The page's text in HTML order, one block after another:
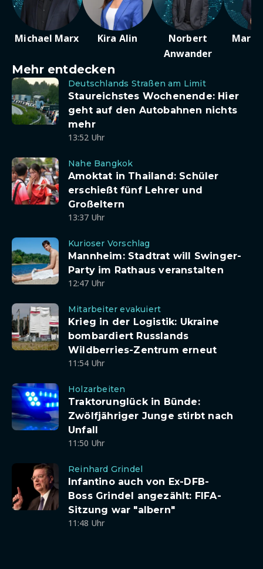
Michael Marx Kira Alin
Norbert
Anwander
Marc
Mehr entdecken
Deutschlands Straßen am Limit
Staureichstes Wochenende: Hier
geht auf den Autobahnen nichts
mehr
13:52 Uhr
Nahe Bangkok
Amoktat in Thailand: Schüler
erschießt fünf Lehrer und
Großeltern
13:37 Uhr
Kurioser Vorschlag
Mannheim: Stadtrat will Swinger-
Party im Rathaus veranstalten
12:47 Uhr
Mitarbeiter evakuiert
Krieg in der Logistik: Ukraine
bombardiert Russlands
Wildberries-Zentrum erneut
11:54 Uhr
Holzarbeiten
Traktorunglück in Bünde:
Zwölfjähriger Junge stirbt nach
Unfall
11:50 Uhr
Reinhard Grindel
Infantino auch von Ex-DFB-
Boss Grindel angezählt: FIFA-
Sitzung war "albern"
11:48 Uhr